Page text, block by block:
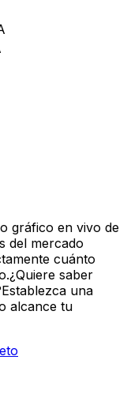
gráfico en vivo de
del mercado
cuánto
saber
una
alcance tu